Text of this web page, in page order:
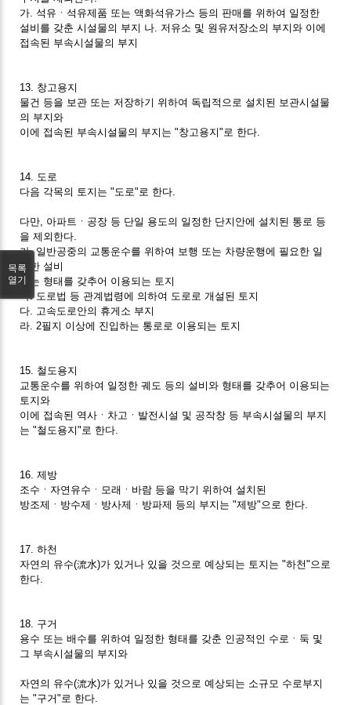
가. 석유ㆍ석유제품 또는 액화석유가스 등의 판매를 위하여 일정한
설비를 갖춘 시설물의 부지 나. 저유소 및 원유저장소의 부지와 이에
접속된 부속시설물의 부지
13. 창고용지
물건 등을 보관 또는 저장하기 위하여 독립적으로 설치된 보관시설물
의 부지와
이에 접속된 부속시설물의 부지는 "창고용지"로 한다.
14. 도로
다음 각목의 토지는 "도로"로 한다.
다만, 아파트ㆍ공장 등 단일 용도의 일정한 단지안에 설치된 통로 등
을 제외한다.
가. 일반공중의 교통운수를 위하여 보행 또는 차량운행에 필요한 일
정한 설비
또는 형태를 갖추어 이용되는 토지
나. 도로법 등 관계법령에 의하여 도로로 개설된 토지
다. 고속도로안의 휴게소 부지
라. 2필지 이상에 진입하는 통로로 이용되는 토지
15. 철도용지
교통운수를 위하여 일정한 궤도 등의 설비와 형태를 갖추어 이용되는
토지와
이에 접속된 역사ㆍ차고ㆍ발전시설 및 공작창 등 부속시설물의 부지
는 "철도용지"로 한다.
16. 제방
조수ㆍ자연유수ㆍ모래ㆍ바람 등을 막기 위하여 설치된
방조제ㆍ방수제ㆍ방사제ㆍ방파제 등의 부지는 "제방"으로 한다.
17. 하천
자연의 유수(流水)가 있거나 있을 것으로 예상되는 토지는 "하천"으로
한다.
18. 구거
용수 또는 배수를 위하여 일정한 형태를 갖춘 인공적인 수로ㆍ둑 및
그 부속시설물의 부지와
자연의 유수(流水)가 있거나 있을 것으로 예상되는 소규모 수로부지
는 "구거"로 한다.
목록
열기